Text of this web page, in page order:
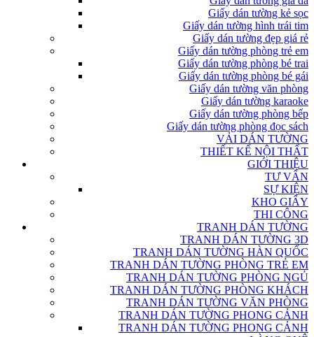
Giấy dán tường kẻ sọc
Giấy dán tường hình trái tim
Giấy dán tường đẹp giá rẻ
Giấy dán tường phòng trẻ em
Giấy dán tường phòng bé trai
Giấy dán tường phòng bé gái
Giấy dán tường văn phòng
Giấy dán tường karaoke
Giấy dán tường phòng bếp
Giấy dán tường phòng đọc sách
VẢI DÁN TƯỜNG
THIẾT KẾ NỘI THẤT
GIỚI THIỆU
TƯ VẤN
SỰ KIỆN
KHO GIẤY
THI CÔNG
TRANH DÁN TƯỜNG
TRANH DÁN TƯỜNG 3D
TRANH DÁN TƯỜNG HÀN QUỐC
TRANH DÁN TƯỜNG PHÒNG TRẺ EM
TRANH DÁN TƯỜNG PHÒNG NGỦ
TRANH DÁN TƯỜNG PHÒNG KHÁCH
TRANH DÁN TƯỜNG VĂN PHÒNG
TRANH DÁN TƯỜNG PHONG CẢNH
TRANH DÁN TƯỜNG PHONG CẢNH